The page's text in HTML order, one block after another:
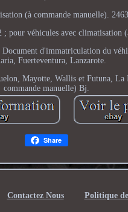
(à commande manuelle).
pour véhicules avec climatisation
d'immatriculation du
Fuerteventura, Lanzarote.
Mayotte, Wallis et Futuna,
commande manuelle) Bj.
Share
Contactez Nous Politique